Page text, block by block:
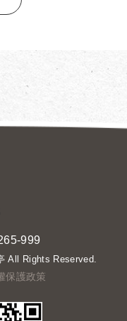
999
All Rights Reserved.
保護政策